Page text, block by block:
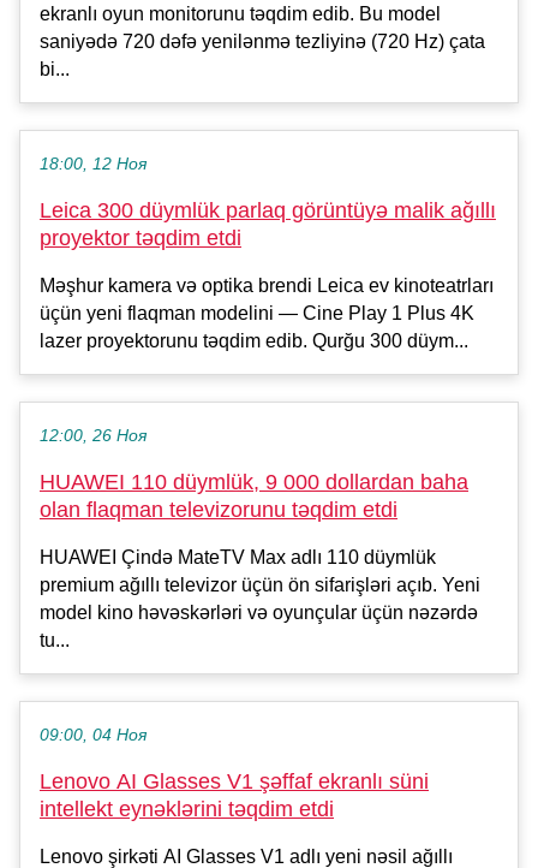
ekranlı oyun monitorunu təqdim edib. Bu model
saniyədə 720 dəfə yenilənmə tezliyinə (720 Hz) çata
bi...
18:00, 12 Ноя
Leica 300 düymlük parlaq görüntüyə malik ağıllı
proyektor təqdim etdi
Məşhur kamera və optika brendi Leica ev kinoteatrları
üçün yeni flaqman modelini — Cine Play 1 Plus 4K
lazer proyektorunu təqdim edib. Qurğu 300 düym...
12:00, 26 Ноя
HUAWEI 110 düymlük, 9 000 dollardan baha
olan flaqman televizorunu təqdim etdi
HUAWEI Çində MateTV Max adlı 110 düymlük
premium ağıllı televizor üçün ön sifarişləri açıb. Yeni
model kino həvəskərləri və oyunçular üçün nəzərdə
tu...
09:00, 04 Ноя
Lenovo AI Glasses V1 şəffaf ekranlı süni
intellekt eynəklərini təqdim etdi
Lenovo şirkəti AI Glasses V1 adlı yeni nəsil ağıllı